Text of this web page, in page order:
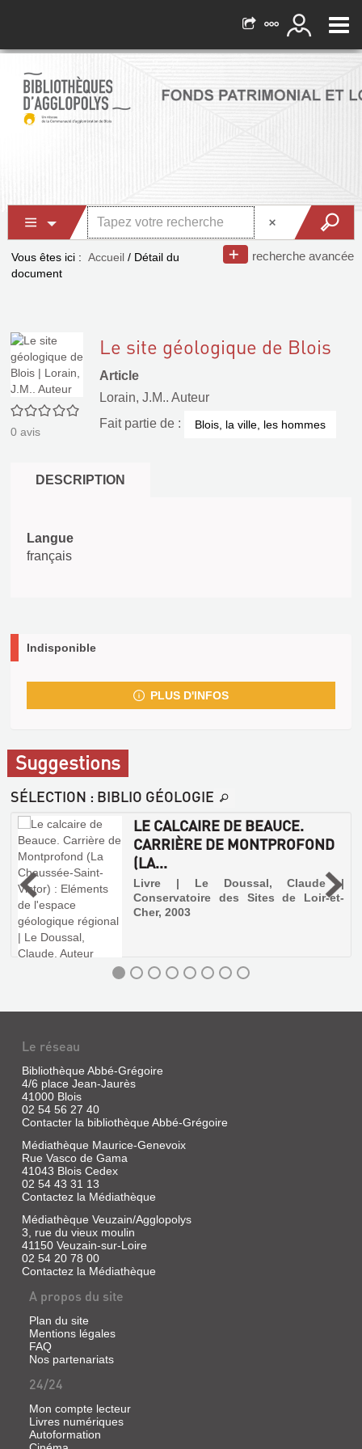
recherche avancée
Vous êtes ici : Accueil / Détail du
document
0/5
0 avis
Le site géologique de Blois
Article
Lorain, J.M.. Auteur
Fait partie de :
Blois, la ville, les hommes
DESCRIPTION
Langue
français
Indisponible
PLUS D'INFOS
Suggestions
SÉLECTION : BIBLIO GÉOLOGIE
LE CALCAIRE DE BEAUCE.
CARRIÈRE DE MONTPROFOND
(LA...
Livre | Le Doussal, Claude |
Conservatoire des Sites de Loir-et-
Cher, 2003
LE
CALCAIRE
DE
BEAUCE.
CARRIÈRE
DE
MONTPROFOND
Le réseau
Bibliothèque Abbé-Grégoire
4/6 place Jean-Jaurès
41000 Blois
02 54 56 27 40
Contacter la bibliothèque Abbé-Grégoire
Médiathèque Maurice-Genevoix
Rue Vasco de Gama
41043 Blois Cedex
02 54 43 31 13
Contactez la Médiathèque
Médiathèque Veuzain/Agglopolys
3, rue du vieux moulin
41150 Veuzain-sur-Loire
02 54 20 78 00
Contactez la Médiathèque
A propos du site
Plan du site
Mentions légales
FAQ
Nos partenariats
24/24
Mon compte lecteur
Livres numériques
Autoformation